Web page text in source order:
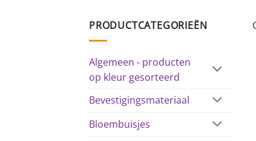
PRODUCTCATEGORIEËN
Algemeen - producten
op kleur gesorteerd
Bevestigingsmateriaal
Bloembuisjes